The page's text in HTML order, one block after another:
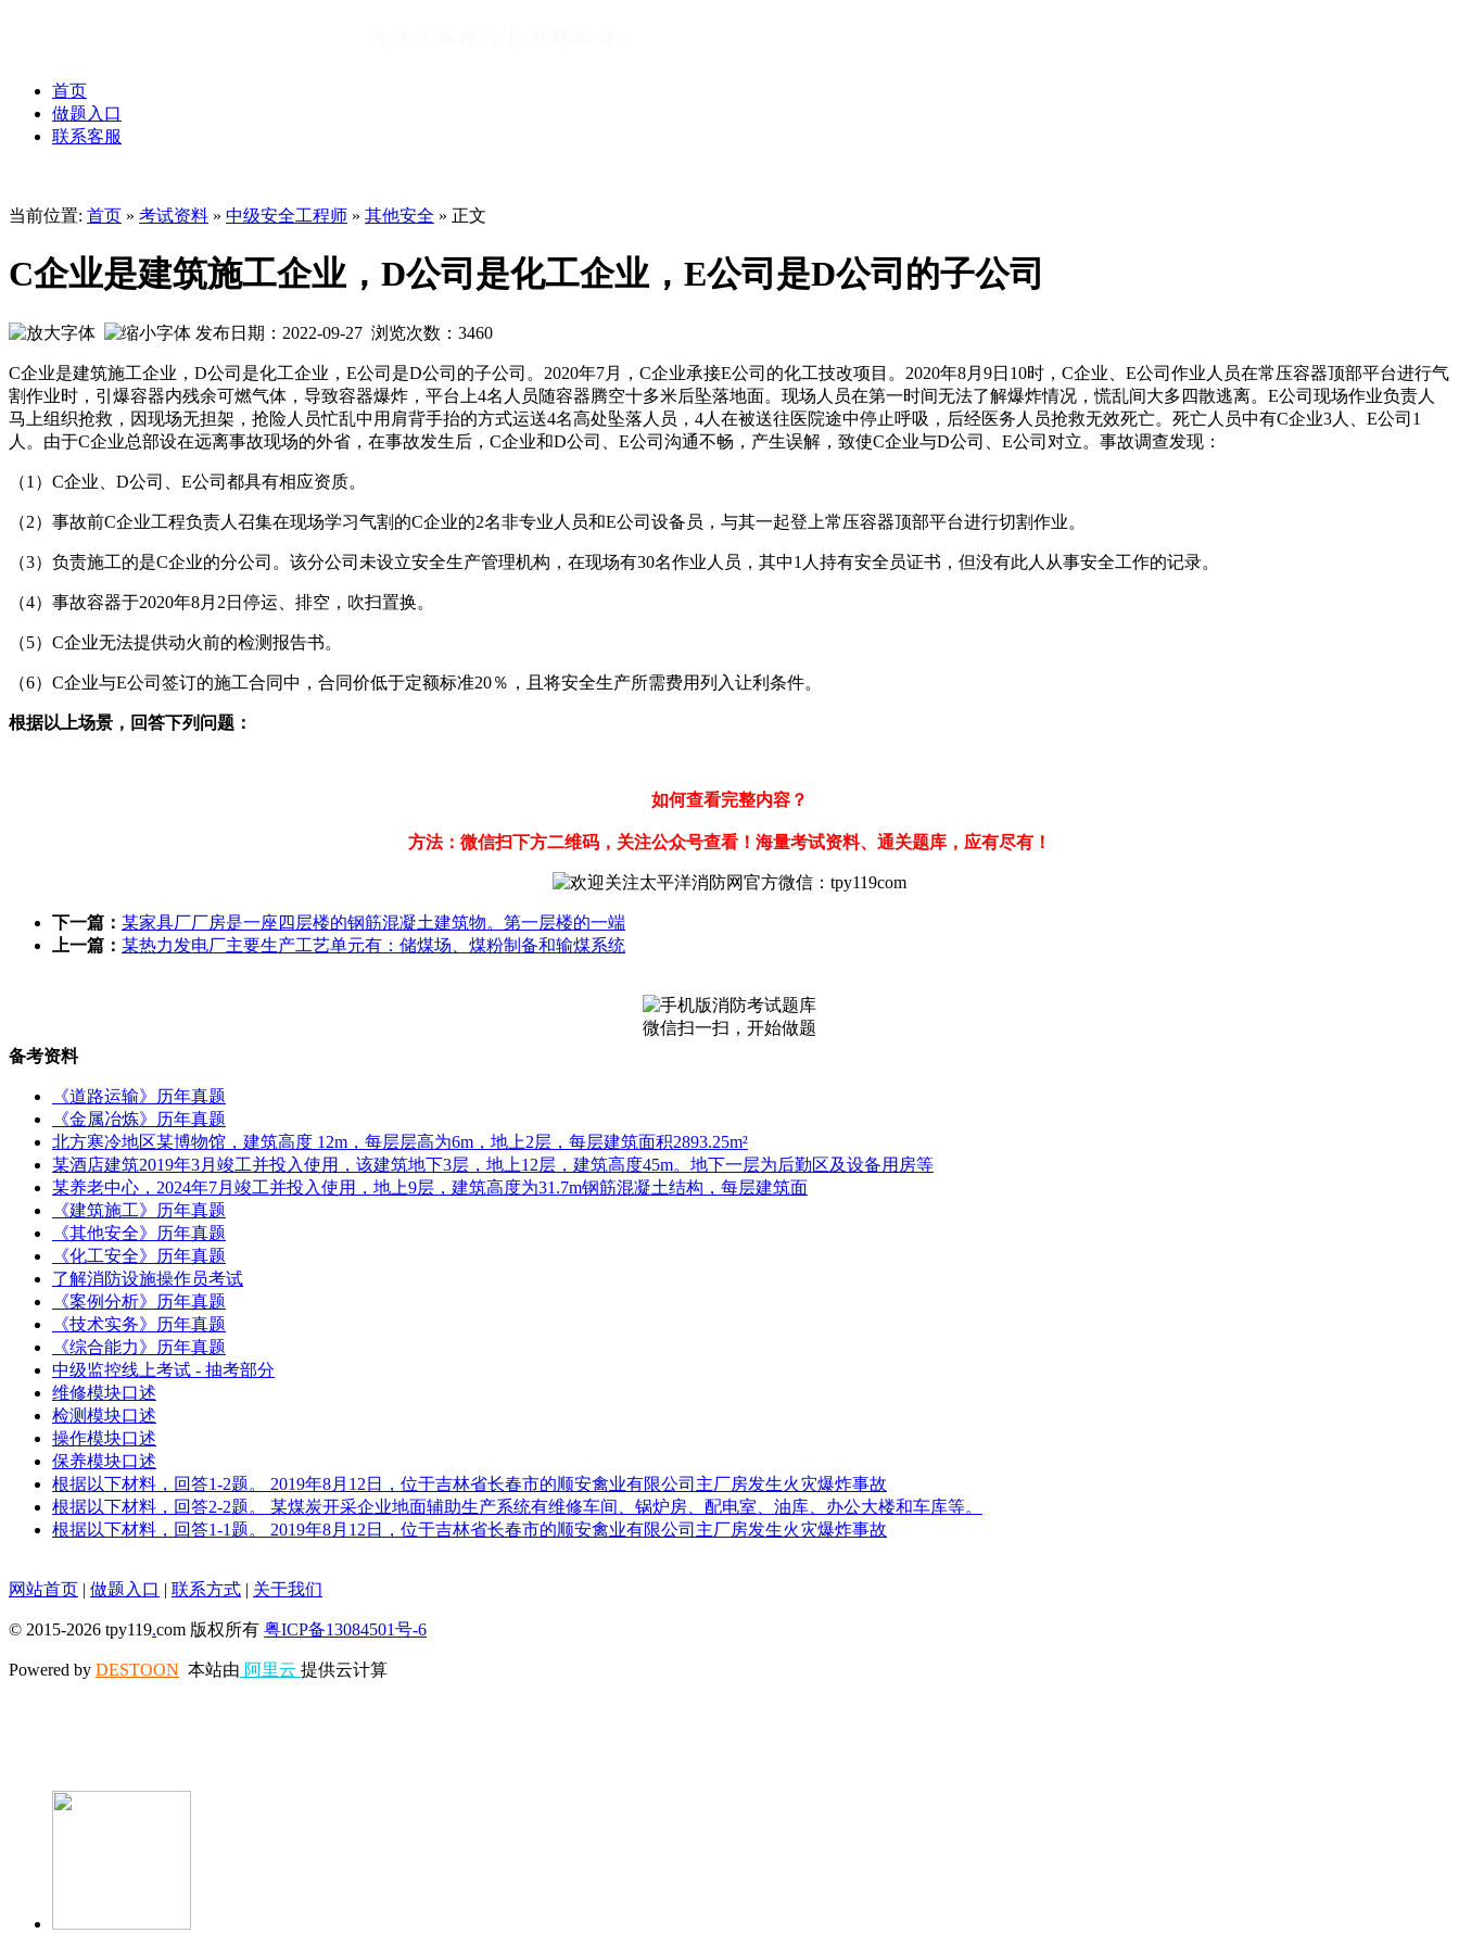
首页
做题入口
联系客服
当前位置: 首页 » 考试资料 » 中级安全工程师 » 其他安全 » 正文
C企业是建筑施工企业，D公司是化工企业，E公司是D公司的子公司
发布日期：2022-09-27 浏览次数： 3460
C企业是建筑施工企业，D公司是化工企业，E公司是D公司的子公司。2020年7月，C企业承接E公司的化工技改项目。2020年8月9日10时，C企业、E公司作业人员在常压容器顶部平台进行气
割作业时，引爆容器内残余可燃气体，导致容器爆炸，平台上4名人员随容器腾空十多米后坠落地面。现场人员在第一时间无法了解爆炸情况，慌乱间大多四散逃离。E公司现场作业负责人
马上组织抢救，因现场无担架，抢险人员忙乱中用肩背手抬的方式运送4名高处坠落人员，4人在被送往医院途中停止呼吸，后经医务人员抢救无效死亡。死亡人员中有C企业3人、E公司1
人。由于C企业总部设在远离事故现场的外省，在事故发生后，C企业和D公司、E公司沟通不畅，产生误解，致使C企业与D公司、E公司对立。事故调查发现：
（1）C企业、D公司、E公司都具有相应资质。
（2）事故前C企业工程负责人召集在现场学习气割的C企业的2名非专业人员和E公司设备员，与其一起登上常压容器顶部平台进行切割作业。
（3）负责施工的是C企业的分公司。该分公司未设立安全生产管理机构，在现场有30名作业人员，其中1人持有安全员证书，但没有此人从事安全工作的记录。
（4）事故容器于2020年8月2日停运、排空，吹扫置换。
（5）C企业无法提供动火前的检测报告书。
（6）C企业与E公司签订的施工合同中，合同价低于定额标准20％，且将安全生产所需费用列入让利条件。
根据以上场景，回答下列问题：
如何查看完整内容？
方法：微信扫下方二维码，关注公众号查看！海量考试资料、通关题库，应有尽有！
下一篇： 某家具厂厂房是一座四层楼的钢筋混凝土建筑物。第一层楼的一端
上一篇： 某热力发电厂主要生产工艺单元有：储煤场、煤粉制备和输煤系统
微信扫一扫，开始做题
备考资料
《道路运输》历年真题
《金属冶炼》历年真题
北方寒冷地区某博物馆，建筑高度 12m，每层层高为6m，地上2层，每层建筑面积2893.25m²
某酒店建筑2019年3月竣工并投入使用，该建筑地下3层，地上12层，建筑高度45m。地下一层为后勤区及设备用房等
某养老中心，2024年7月竣工并投入使用，地上9层，建筑高度为31.7m钢筋混凝土结构，每层建筑面
《建筑施工》历年真题
《其他安全》历年真题
《化工安全》历年真题
了解消防设施操作员考试
《案例分析》历年真题
《技术实务》历年真题
《综合能力》历年真题
中级监控线上考试 - 抽考部分
维修模块口述
检测模块口述
操作模块口述
保养模块口述
根据以下材料，回答1-2题。 2019年8月12日，位于吉林省长春市的顺安禽业有限公司主厂房发生火灾爆炸事故
根据以下材料，回答2-2题。 某煤炭开采企业地面辅助生产系统有维修车间、锅炉房、配电室、油库、办公大楼和车库等。
根据以下材料，回答1-1题。 2019年8月12日，位于吉林省长春市的顺安禽业有限公司主厂房发生火灾爆炸事故
网站首页 | 做题入口 | 联系方式 | 关于我们
© 2015-2026 tpy119.com 版权所有 粤ICP备13084501号-6
Powered by DESTOON 本站由 阿里云 提供云计算